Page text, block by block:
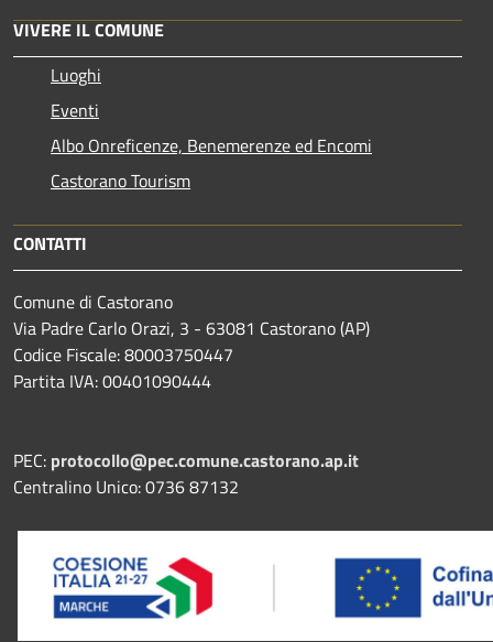
VIVERE IL COMUNE
Luoghi
Eventi
Albo Onreficenze, Benemerenze ed Encomi
Castorano Tourism
CONTATTI
Comune di Castorano
Via Padre Carlo Orazi, 3 - 63081 Castorano (AP)
Codice Fiscale: 80003750447
Partita IVA: 00401090444
PEC: protocollo@pec.comune.castorano.ap.it
Centralino Unico: 0736 87132